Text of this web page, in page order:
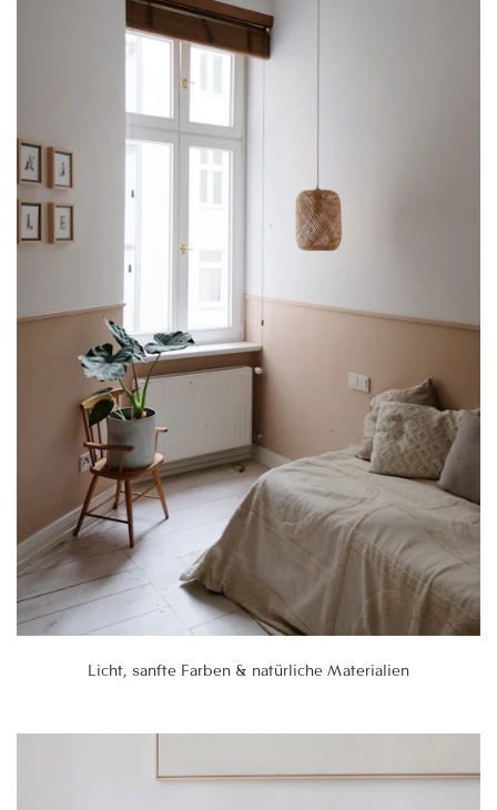
Licht, sanfte Farben & natürliche Materialien